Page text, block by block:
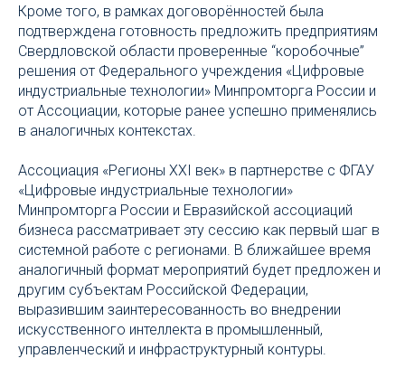
Кроме того, в рамках договорённостей была
подтверждена готовность предложить предприятиям
Свердловской области проверенные “коробочные”
решения от Федерального учреждения «Цифровые
индустриальные технологии» Минпромторга России и
от Ассоциации, которые ранее успешно применялись
в аналогичных контекстах.
Ассоциация «Регионы XXI век» в партнерстве с ФГАУ
«Цифровые индустриальные технологии»
Минпромторга России и Евразийской ассоциаций
бизнеса рассматривает эту сессию как первый шаг в
системной работе с регионами. В ближайшее время
аналогичный формат мероприятий будет предложен и
другим субъектам Российской Федерации,
выразившим заинтересованность во внедрении
искусственного интеллекта в промышленный,
управленческий и инфраструктурный контуры.